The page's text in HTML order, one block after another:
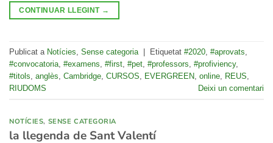
CONTINUAR LLEGINT →
Publicat a Notícies Sense categoria | Etiquetat #2020 #aprovats
#convocatoria #examens #first #pet #professors #profiviency,
#titols anglès Cambridge CURSOS EVERGREEN online REUS
RIUDOMS
Deixi un comentari
NOTÍCIES, SENSE CATEGORIA
la llegenda de Sant Valentí